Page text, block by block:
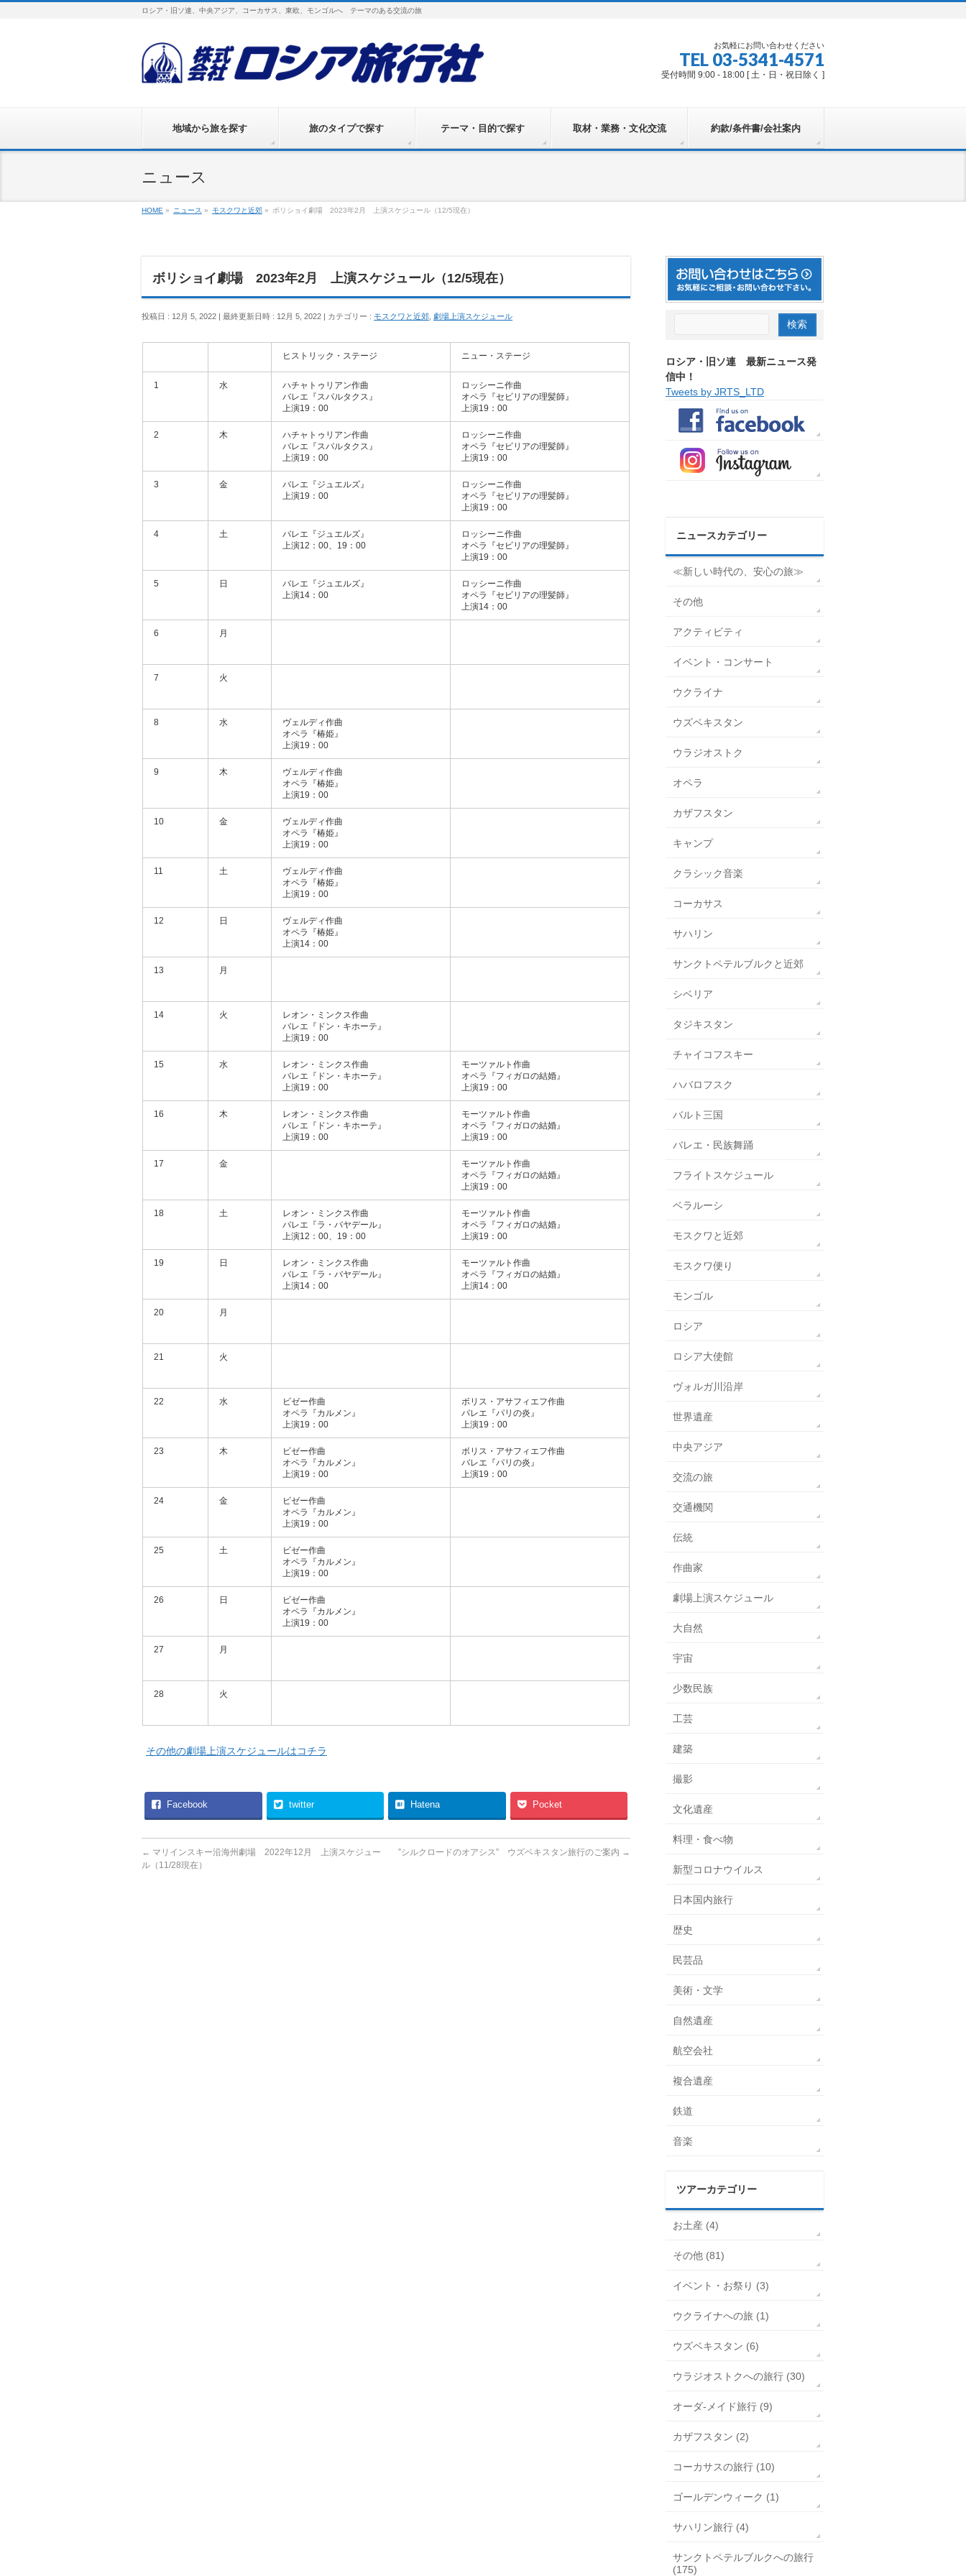
ロシア・旧ソ連、中央アジア、コーカサス、東欧、モンゴルへ テーマのある交流の旅
お気軽にお問い合わせください
TEL 03-5341-4571
受付時間 9:00 - 18:00 [ 土・日・祝日除く ]
地域から旅を探す 旅のタイプで探す テーマ・目的で探す 取材・業務・文化交流 約款/条件書/会社案内
ニュース
HOME » ニュース » モスクワと近郊 » ボリショイ劇場 2023年2月 上演スケジュール（12/5現在）
ボリショイ劇場 2023年2月 上演スケジュール（12/5現在）
投稿日 : 12月 5, 2022 最終更新日時 : 12月 5, 2022 カテゴリー : モスクワと近郊 劇場上演スケジュール
ヒストリック・ステージ ニュー・ステージ
1 水
ハチャトゥリアン作曲
バレエ『スパルタクス』
上演19：00
ロッシーニ作曲
オペラ『セビリアの理髪師』
上演19：00
2 木
ハチャトゥリアン作曲
バレエ『スパルタクス』
上演19：00
ロッシーニ作曲
オペラ『セビリアの理髪師』
上演19：00
3 金
バレエ『ジュエルズ』
上演19：00
ロッシーニ作曲
オペラ『セビリアの理髪師』
上演19：00
4 土
バレエ『ジュエルズ』
上演12：00、19：00
ロッシーニ作曲
オペラ『セビリアの理髪師』
上演19：00
5 日
バレエ『ジュエルズ』
上演14：00
ロッシーニ作曲
オペラ『セビリアの理髪師』
上演14：00
6 月
7 火
8 水
ヴェルディ作曲
オペラ『椿姫』
上演19：00
9 木
ヴェルディ作曲
オペラ『椿姫』
上演19：00
10 金
ヴェルディ作曲
オペラ『椿姫』
上演19：00
11 土
ヴェルディ作曲
オペラ『椿姫』
上演19：00
12 日
ヴェルディ作曲
オペラ『椿姫』
上演14：00
13 月
14 火
レオン・ミンクス作曲
バレエ『ドン・キホーテ』
上演19：00
15 水
レオン・ミンクス作曲
バレエ『ドン・キホーテ』
上演19：00
モーツァルト作曲
オペラ『フィガロの結婚』
上演19：00
16 木
レオン・ミンクス作曲
バレエ『ドン・キホーテ』
上演19：00
モーツァルト作曲
オペラ『フィガロの結婚』
上演19：00
17 金
モーツァルト作曲
オペラ『フィガロの結婚』
上演19：00
18 土
レオン・ミンクス作曲
バレエ『ラ・バヤデール』
上演12：00、19：00
モーツァルト作曲
オペラ『フィガロの結婚』
上演19：00
19 日
レオン・ミンクス作曲
バレエ『ラ・バヤデール』
上演14：00
モーツァルト作曲
オペラ『フィガロの結婚』
上演14：00
20 月
21 火
22 水
ビゼー作曲
オペラ『カルメン』
上演19：00
ボリス・アサフィエフ作曲
バレエ『パリの炎』
上演19：00
23 木
ビゼー作曲
オペラ『カルメン』
上演19：00
ボリス・アサフィエフ作曲
バレエ『パリの炎』
上演19：00
24 金
ビゼー作曲
オペラ『カルメン』
上演19：00
25 土
ビゼー作曲
オペラ『カルメン』
上演19：00
26 日
ビゼー作曲
オペラ『カルメン』
上演19：00
27 月
28 火
その他の劇場上演スケジュールはコチラ
Facebook twitter Hatena Pocket
← マリインスキー沿海州劇場 2022年12月 上演スケジュー
ル（11/28現在）
”シルクロードのオアシス” ウズベキスタン旅行のご案内 →
ロシア・旧ソ連 最新ニュース発
信中！
Tweets by JRTS_LTD
ニュースカテゴリー
≪新しい時代の、安心の旅≫
その他
アクティビティ
イベント・コンサート
ウクライナ
ウズベキスタン
ウラジオストク
オペラ
カザフスタン
キャンプ
クラシック音楽
コーカサス
サハリン
サンクトペテルブルクと近郊
シベリア
タジキスタン
チャイコフスキー
ハバロフスク
バルト三国
バレエ・民族舞踊
フライトスケジュール
ベラルーシ
モスクワと近郊
モスクワ便り
モンゴル
ロシア
ロシア大使館
ヴォルガ川沿岸
世界遺産
中央アジア
交流の旅
交通機関
伝統
作曲家
劇場上演スケジュール
大自然
宇宙
少数民族
工芸
建築
撮影
文化遺産
料理・食べ物
新型コロナウイルス
日本国内旅行
歴史
民芸品
美術・文学
自然遺産
航空会社
複合遺産
鉄道
音楽
ツアーカテゴリー
お土産 (4)
その他 (81)
イベント・お祭り (3)
ウクライナへの旅 (1)
ウズベキスタン (6)
ウラジオストクへの旅行 (30)
オーダ-メイド旅行 (9)
カザフスタン (2)
コーカサスの旅行 (10)
ゴールデンウィーク (1)
サハリン旅行 (4)
サンクトペテルブルクへの旅行
(175)